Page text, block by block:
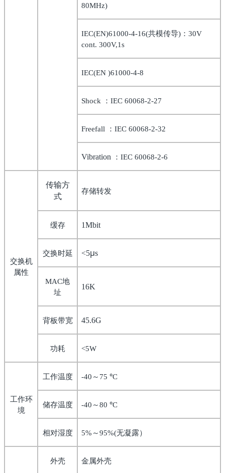
80MHz)
IEC(EN)61000-4-16(共模传导) ： 30V
cont. 300V,1s
IEC(EN )61000-4-8
Shock ： IEC 60068-2-27
Freefall ： IEC 60068-2-32
Vibration ： IEC 60068-2-6
交换机
属性
传输方
式
存储转发
缓存 1Mbit
交换时延 <5μs
MAC地
址
16K
背板带宽 45.6G
功耗 <5W
工作环
境
工作温度 -40 ～ 75 °C
储存温度 -40 ～80 °C
相对湿度 5% ～95%(无凝露）
外壳 金属外壳